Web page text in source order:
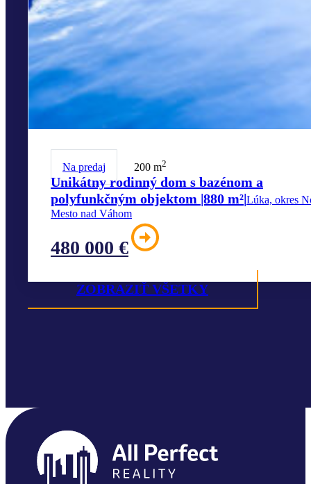
Na predaj 200 m2
Unikátny rodinný dom s bazénom a
polyfunkčným objektom |880 m²|Lúka, okres
Mesto nad Váhom
480 000 €
ZOBRAZIŤ VŠETKY